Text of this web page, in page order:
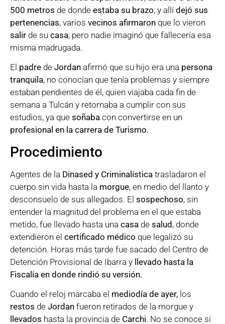
500 metros de donde estaba su brazo, y allí dejó sus
pertenencias, varios vecinos afirmaron que lo vieron
salir de su casa, pero nadie imaginó que fallecería esa
misma madrugada.
El padre de Jordan afirmó que su hijo era una persona
tranquila, no conocían que tenía problemas y siempre
estaban pendientes de él, quien viajaba cada fin de
semana a Tulcán y retornaba a cumplir con sus
estudios, ya que soñaba con convertirse en un
profesional en la carrera de Turismo.
Procedimiento
Agentes de la Dinased y Criminalística trasladaron el
cuerpo sin vida hasta la morgue, en medio del llanto y
desconsuelo de sus allegados. El sospechoso, sin
entender la magnitud del problema en el que estaba
metido, fue llevado hasta una casa de salud, donde
extendieron el certificado médico que legalizó su
detención. Horas más tarde fue sacado del Centro de
Detención Provisional de Ibarra y llevado hasta la
Fiscalía en donde rindió su versión.
Cuando el reloj marcaba el mediodía de ayer, los
restos de Jordan fueron retirados de la morgue y
llevados hasta la provincia de Carchi. No se conoce si